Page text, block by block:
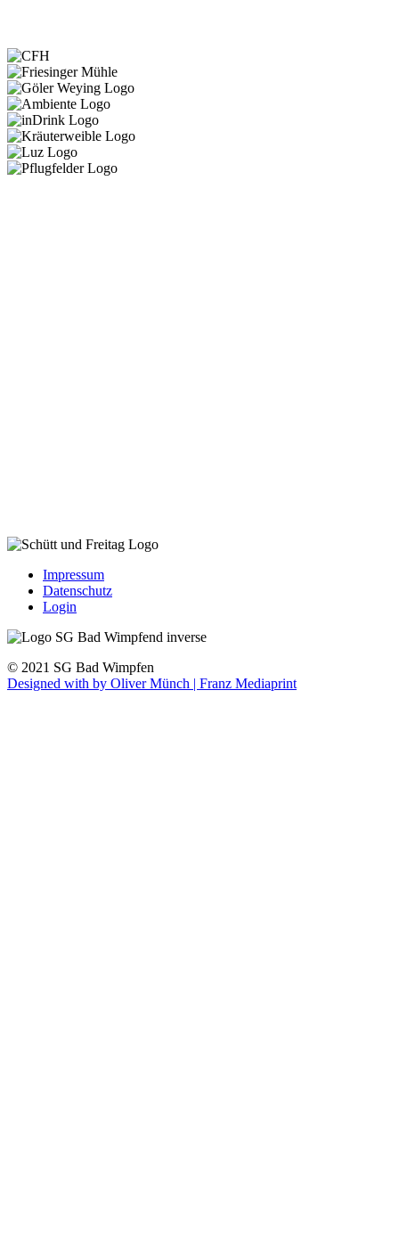
Impressum
Datenschutz
Login
© 2021 SG Bad Wimpfen
Designed with by Oliver Münch | Franz Mediaprint